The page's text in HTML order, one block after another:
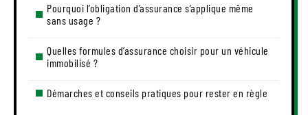
Pourquoi l’obligation d’assurance s’applique même
sans usage ?
Quelles formules d’assurance choisir pour un véhicule
immobilisé ?
Démarches et conseils pratiques pour rester en règle